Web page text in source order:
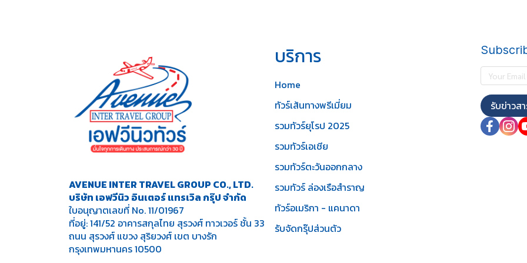
AVENUE INTER TRAVEL GROUP CO., LTD.
บริษัท เอฟวีนิว อินเตอร์ แทรเวิล กรุ๊ป จำกัด
ใบอนุญาตเลขที่ No. 11/01967
ที่อยู่: 141/52 อาคารสกุลไทย สุรวงศ์ ทาวเวอร์ ชั้น 33
ถนน สุรวงศ์ แขวง สุริยวงศ์ เขต บางรัก
กรุงเทพมหานคร 10500
บริการ
Home
ทัวร์เส้นทางพรีเมี่ยม
รวมทัวร์ยุโรป 2025
รวมทัวร์เอเชีย
รวมทัวร์ตะวันออกกลาง
รวมทัวร์ ล่องเรือสำราญ
ทัวร์อเมริกา - แคนาดา
รับจัดกรุ๊ปส่วนตัว
รับข่าวส